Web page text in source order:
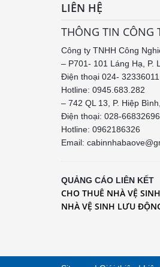
LIÊN HỆ
THÔNG TIN CÔNG
Công ty TNHH Công
– P701- 101 Láng Hạ, P.
Điện thoại 024-
Hotline: 0945.683.282
– 742 QL 13, P. Hiệp
Điện thoại: 028-
Hotline: 0962186326
Email:
QUẢNG CÁO LIÊN KẾT
CHO THUÊ NHÀ VỆ SINH
NHÀ VỆ SINH LƯU